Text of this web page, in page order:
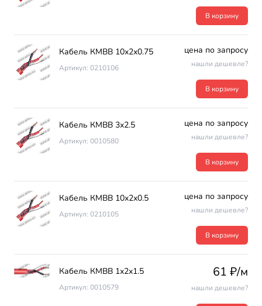
В корзину
Кабель КМВВ 10х2х0.75
Артикул: 0210106
цена по запросу
нашли дешевле?
В корзину
Кабель КМВВ 3х2.5
Артикул: 0010580
цена по запросу
нашли дешевле?
В корзину
Кабель КМВВ 10х2х0.5
Артикул: 0210105
цена по запросу
нашли дешевле?
В корзину
Кабель КМВВ 1х2х1.5
Артикул: 0010579
61 ₽/м
нашли дешевле?